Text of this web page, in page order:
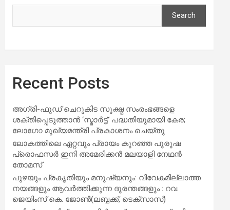
Search
Recent Posts
അഗ്രി-ഫുഡ് ചെറുകിട സൂക്ഷ്മ സംരംഭങ്ങളെ
ശക്തിപ്പെടുത്താന്‍ ‘സ്മാര്‍ട്ട്’ പദ്ധതിയുമായി കേര;
ലോഗോ മുഖ്യമന്ത്രി പ്രകാശനം ചെയ്തു
ലോകത്തിലെ ഏറ്റവും പ്രായം കുറഞ്ഞ പുരുഷ
പ്രൊഫസർ ഇനി അമേരിക്കൻ മലയാളി നേഥൻ
തോമസ്
പുഴയും പ്രകൃതിയും മനുഷ്യനും: വിവേകമില്ലാത്ത
നയങ്ങളും ആവർത്തിക്കുന്ന ദുരന്തങ്ങളും : റവ.
ജെയിംസ് കെ. ജോൺ(ലബ്ബക്ക്, ടെക്സാസ്)